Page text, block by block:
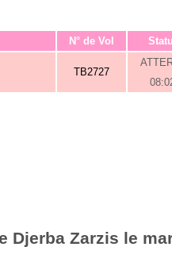
N° de Vol
TB2727
Djerba Zarzis le